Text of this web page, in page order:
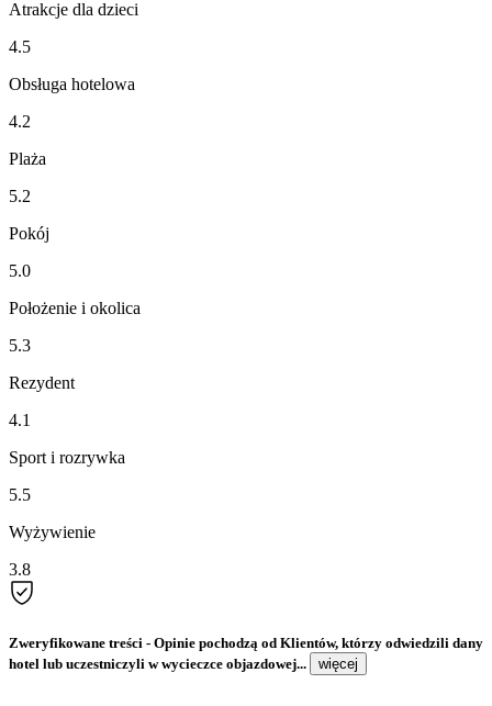
Atrakcje dla dzieci
4.5
Obsługa hotelowa
4.2
Plaża
5.2
Pokój
5.0
Położenie i okolica
5.3
Rezydent
4.1
Sport i rozrywka
5.5
Wyżywienie
3.8
Zweryfikowane treści - Opinie pochodzą od Klientów, którzy odwiedzili dany
hotel lub uczestniczyli w wycieczce objazdowej...
więcej